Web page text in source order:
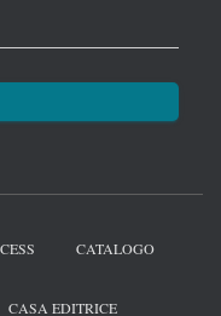
CATALOGO
CASA EDITRICE